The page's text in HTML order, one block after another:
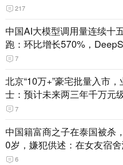
217
中国AI大模型调用量连续十
跑：环比增长570%，
4-Flash正式版登顶！
3、阶跃星辰Step 3.7 Flash
单
7
北京“10万+”豪宅批量入市，
士：预计未来两三年千万元
潜在供应达万套！谁在买单？
7
中国籍富商之子在泰国被杀
0岁，嫌犯供述：在女友宿
现他，持刀询问身份时发生拉
6